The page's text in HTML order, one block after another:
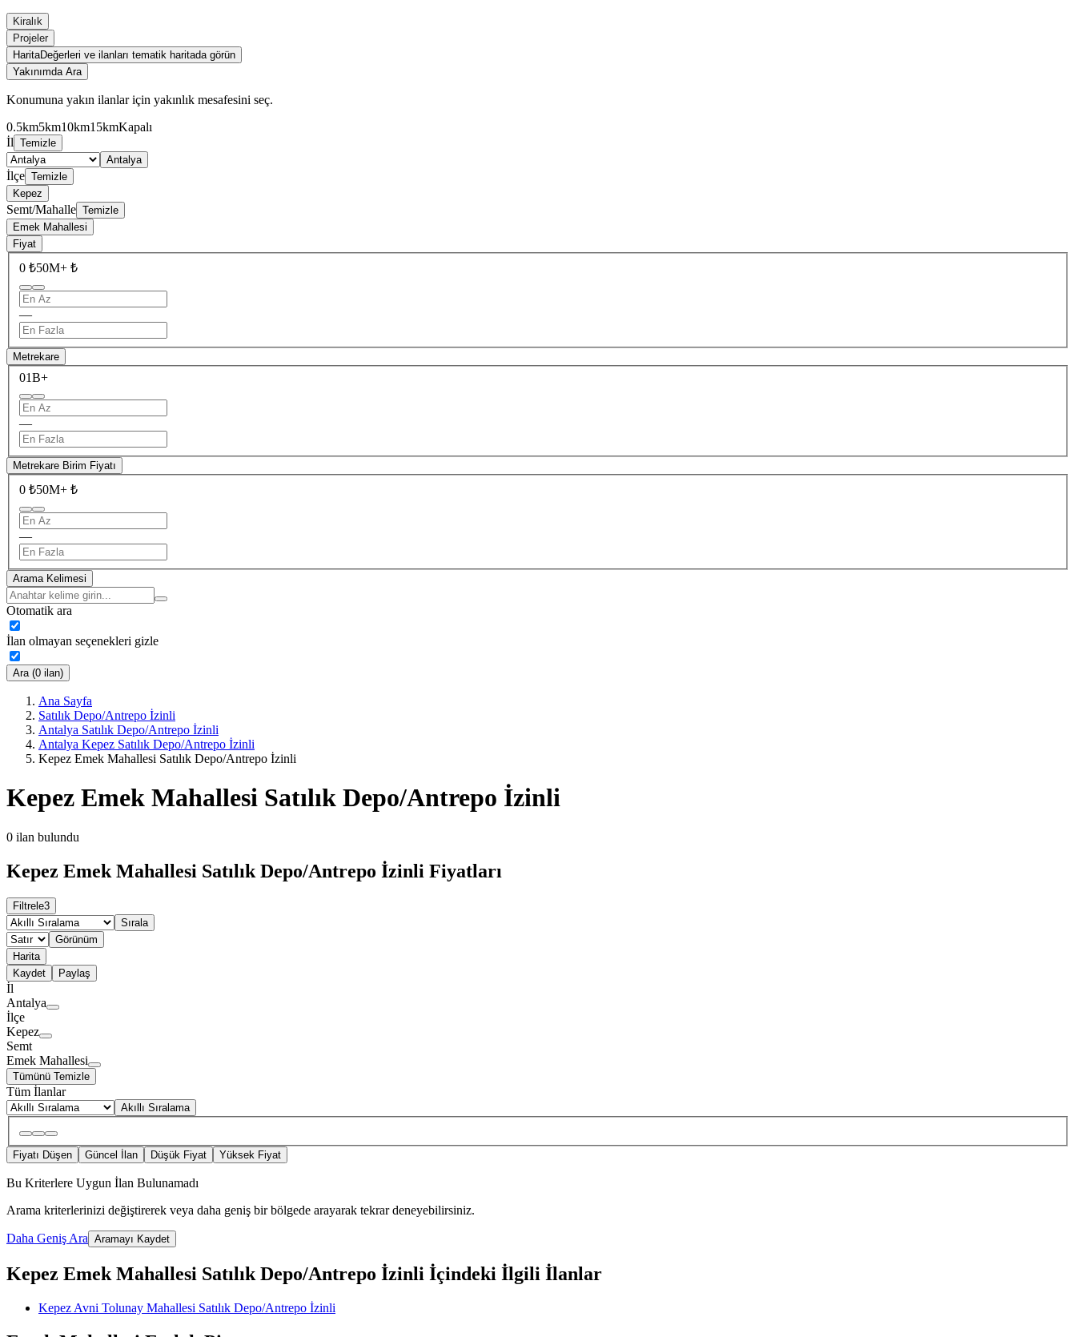
Kiralık
Projeler
HaritaDeğerleri ve ilanları tematik haritada görün
Yakınımda Ara
Konumuna yakın ilanlar için yakınlık mesafesini seç.
0.5km5km10km15kmKapalı
İl Temizle
Antalya
İlçe Temizle
Kepez
Semt/Mahalle Temizle
Emek Mahallesi
Fiyat
0 ₺50M+ ₺
—
Metrekare
01B+
—
Metrekare Birim Fiyatı
0 ₺50M+ ₺
—
Arama Kelimesi
Otomatik ara
İlan olmayan seçenekleri gizle
Ara (0 ilan)
Ana Sayfa
Satılık Depo/Antrepo İzinli
Antalya Satılık Depo/Antrepo İzinli
Antalya Kepez Satılık Depo/Antrepo İzinli
Kepez Emek Mahallesi Satılık Depo/Antrepo İzinli
Kepez Emek Mahallesi Satılık Depo/Antrepo İzinli
0 ilan bulundu
Kepez Emek Mahallesi Satılık Depo/Antrepo İzinli Fiyatları
Filtrele3
Sırala
Görünüm
Harita
Kaydet
Paylaş
İl
Antalya
İlçe
Kepez
Semt
Emek Mahallesi
Tümünü Temizle
Tüm İlanlar
Akıllı Sıralama
Fiyatı Düşen Güncel İlan Düşük Fiyat Yüksek Fiyat
Bu Kriterlere Uygun İlan Bulunamadı
Arama kriterlerinizi değiştirerek veya daha geniş bir bölgede arayarak tekrar deneyebilirsiniz.
Daha Geniş Ara Aramayı Kaydet
Kepez Emek Mahallesi Satılık Depo/Antrepo İzinli İçindeki İlgili İlanlar
Kepez Avni Tolunay Mahallesi Satılık Depo/Antrepo İzinli